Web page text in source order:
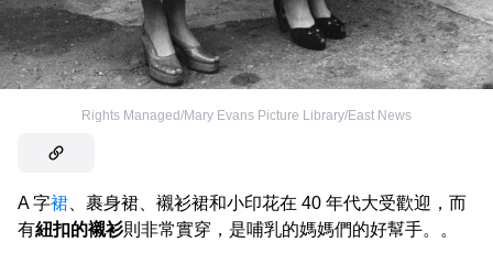
Rights Managed/Mary Evans Picture Library/East News
A 字裙 、裹身裙、襯衫裙和小印花在 40 年代大受歡迎，而
有紐扣的襯衫則非常實穿，是哺乳的媽媽們的好幫手。。